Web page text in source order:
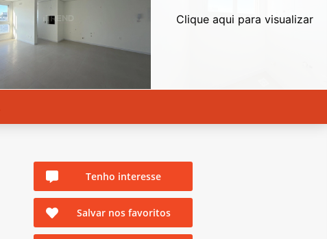
Clique aqui para visualizar
Tenho interesse
Salvar nos favoritos